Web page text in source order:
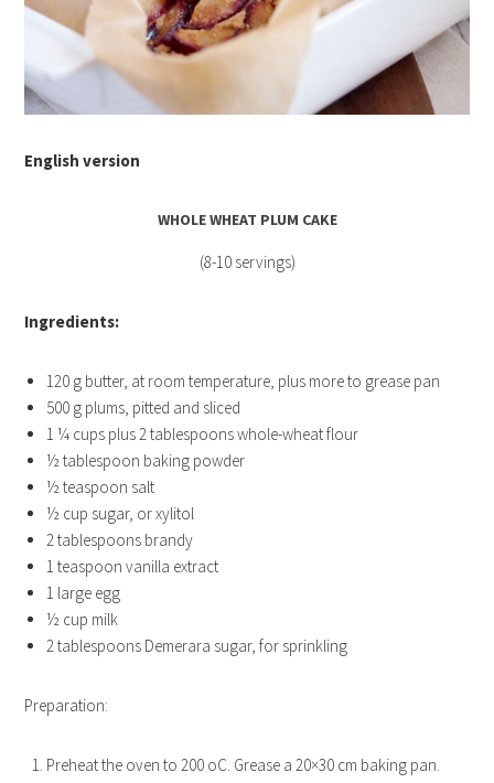
English version
WHOLE WHEAT PLUM CAKE
(8-10 servings)
Ingredients:
120 g butter, at room temperature, plus more to grease pan
500 g plums, pitted and sliced
1 ¼ cups plus 2 tablespoons whole-wheat flour
½tablespoon baking powder
½teaspoon salt
½ cup sugar, or xylitol
2tablespoons brandy
1 teaspoon vanilla extract
1 large egg
½ cup milk
2tablespoons Demerara sugar, for sprinkling
Preparation:
Preheat the oven to 200 oC. Grease a 20×30 cm baking pan.